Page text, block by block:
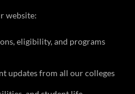
website:
eligibility, and programs
updates from all our colleges